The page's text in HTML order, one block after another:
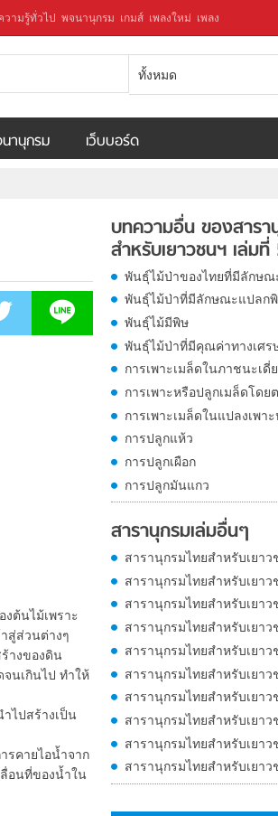
วามรู้ทั่วไป พจนานุกรม เกมส์ เพลงใหม่ เพลง
ทั้งหมด
านุกรม เว็บบอร์ด
ต้นไม้เพราะ
สู่ส่วนต่างๆ
างของดิน
นเกินไป ทำให้
ไปสร้างเป็น
คายไอน้ำจาก
ลื่อนที่ของน้ำใน
บทความอื่น ของสารา
สำหรับเยาวชนฯ เล่มที่
พันธุ์ไม้ป่าของไทยที่มีลักษณ
พันธุ์ไม้ป่าที่มีลักษณะแปลกพิ
พันธุ์ไม้มีพิษ
พันธุ์ไม้ป่าที่มีคุณค่าทางเศร
การเพาะเมล็ดในภาชนะเดี่
การเพาะหรือปลูกเมล็ดโดย
การเพาะเมล็ดในแปลงเพา
การปลูกแห้ว
การปลูกเผือก
การปลูกมันแกว
สารานุกรมเล่มอื่นๆ
สารานุกรมไทยสำหรับเยาว
สารานุกรมไทยสำหรับเยาว
สารานุกรมไทยสำหรับเยาว
สารานุกรมไทยสำหรับเยาว
สารานุกรมไทยสำหรับเยาว
สารานุกรมไทยสำหรับเยาว
สารานุกรมไทยสำหรับเยาว
สารานุกรมไทยสำหรับเยาว
สารานุกรมไทยสำหรับเยาว
สารานุกรมไทยสำหรับเยาว